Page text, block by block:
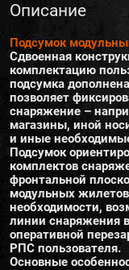
Описание
Подсумок
Сдвоенная
комплектацию
подсумка
позволяет
снаряжение –
магазины, иной
и иные
Подсумок
комплектов
фронтальной
модульных
необходимости,
линии снаряжения
оперативной
РПС пользователя.
Основные